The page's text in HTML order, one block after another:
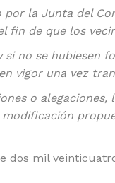
por la Junta del
fin de que los
si no se hubiesen
vigor una vez
o
dos mil